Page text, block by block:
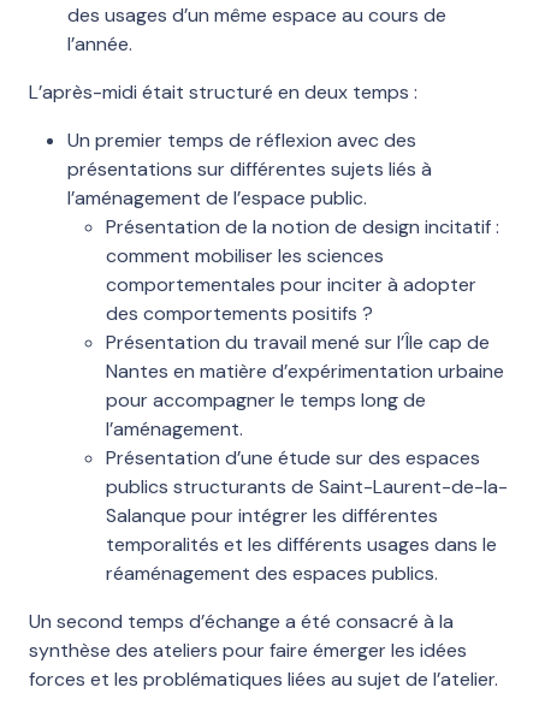
des usages d’un même espace au cours de
l’année.
L’après-midi était structuré en deux temps :
Un premier temps de réflexion avec des
présentations sur différentes sujets liés à
l’aménagement de l’espace public.
Présentation de la notion de design incitatif :
comment mobiliser les sciences
comportementales pour inciter à adopter
des comportements positifs ?
Présentation du travail mené sur l’Île cap de
Nantes en matière d’expérimentation urbaine
pour accompagner le temps long de
l’aménagement.
Présentation d’une étude sur des espaces
publics structurants de Saint-Laurent-de-la-
Salanque pour intégrer les différentes
temporalités et les différents usages dans le
réaménagement des espaces publics.
Un second temps d’échange a été consacré à la
synthèse des ateliers pour faire émerger les idées
forces et les problématiques liées au sujet de l’atelier.